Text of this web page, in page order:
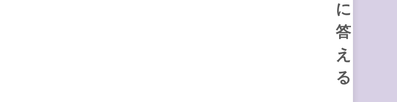
に
答
え
る